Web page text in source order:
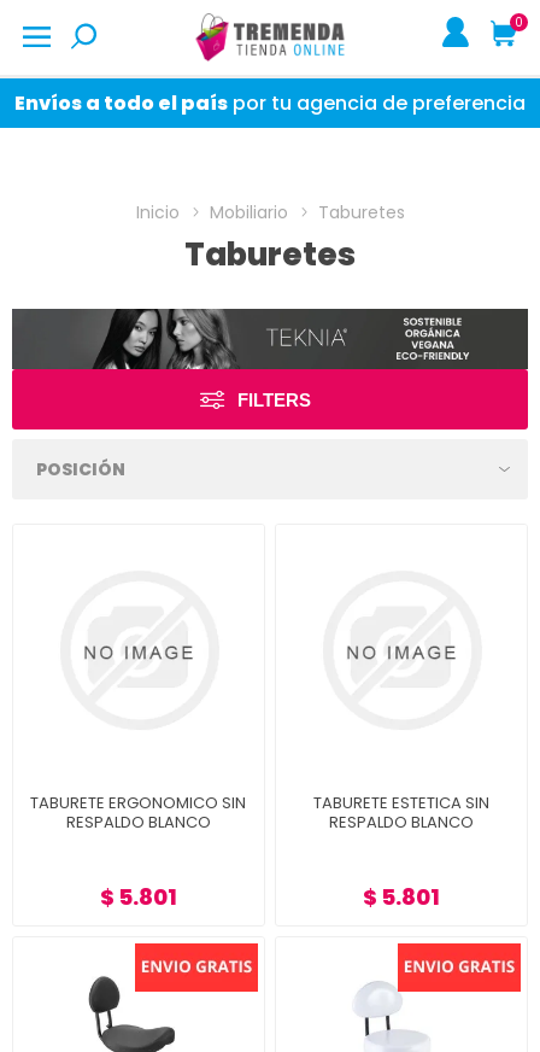
0
Envíos a todo el país por tu agencia de preferencia
Inicio Mobiliario Taburetes
Taburetes
FILTERS
TABURETE ERGONOMICO SIN
RESPALDO BLANCO
$ 5.801
TABURETE ESTETICA SIN
RESPALDO BLANCO
$ 5.801